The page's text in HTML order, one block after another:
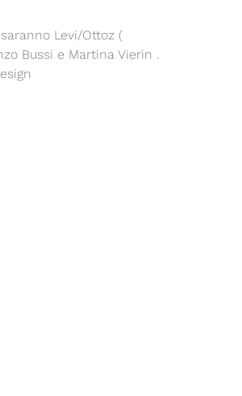
Levi/Ottoz (
Bussi e Martina Vierin .